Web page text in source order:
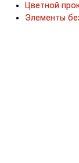
Цветной
Элементы
Цветной
Элементы